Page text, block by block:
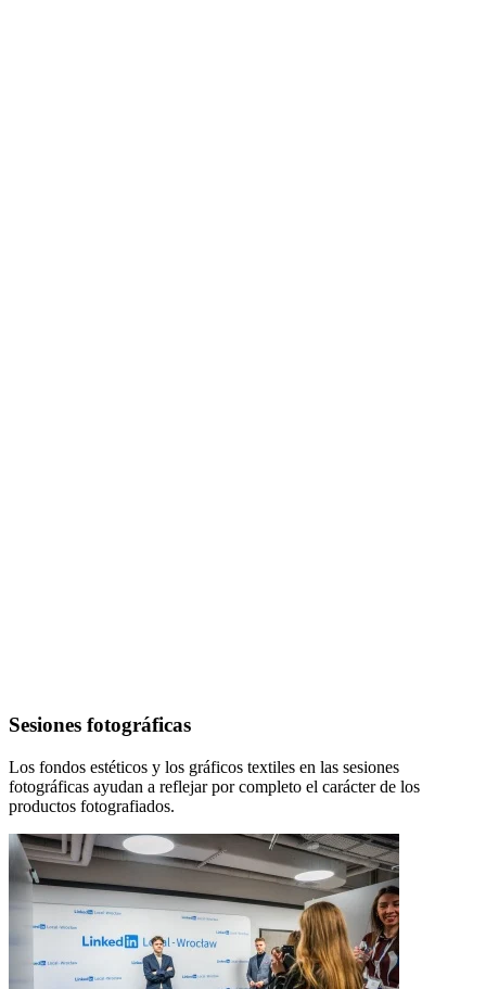
Sesiones fotográficas
Los fondos estéticos y los gráficos textiles en las sesiones
fotográficas ayudan a reflejar por completo el carácter de los
productos fotografiados.